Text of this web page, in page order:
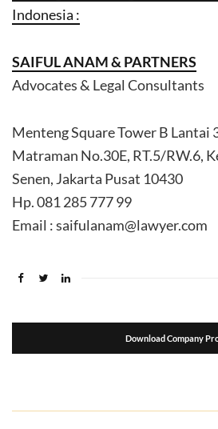
Indonesia :
SAIFUL ANAM & PARTNERS
Advocates & Legal Consultants
Menteng Square Tower B Lantai
Matraman No.30E, RT.5/RW.6,
Senen, Jakarta Pusat 10430
Hp. 081 285 777 99
Email : saifulanam@lawyer.com
Download Company